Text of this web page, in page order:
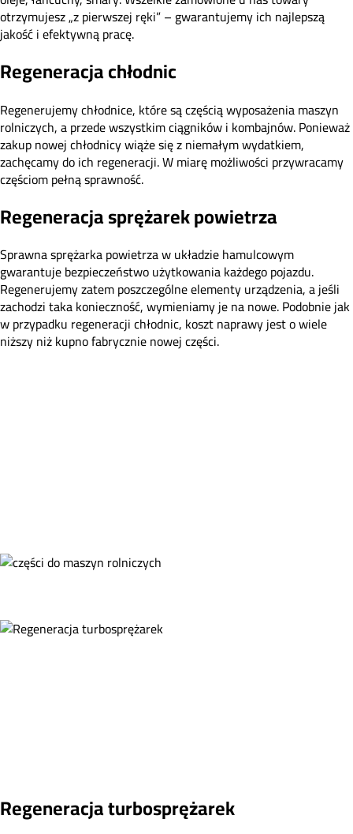
otrzymujesz „z pierwszej ręki” – gwarantujemy ich najlepszą
jakość i efektywną pracę.
Regeneracja chłodnic
Regenerujemy chłodnice, które są częścią wyposażenia maszyn
rolniczych, a przede wszystkim ciągników i kombajnów. Ponieważ
zakup nowej chłodnicy wiąże się z niemałym wydatkiem,
zachęcamy do ich regeneracji. W miarę możliwości przywracamy
częściom pełną sprawność.
Regeneracja sprężarek powietrza
Sprawna sprężarka powietrza w układzie hamulcowym
gwarantuje bezpieczeństwo użytkowania każdego pojazdu.
Regenerujemy zatem poszczególne elementy urządzenia, a jeśli
zachodzi taka konieczność, wymieniamy je na nowe. Podobnie jak
w przypadku regeneracji chłodnic, koszt naprawy jest o wiele
niższy niż kupno fabrycznie nowej części.
Regeneracja turbosprężarek